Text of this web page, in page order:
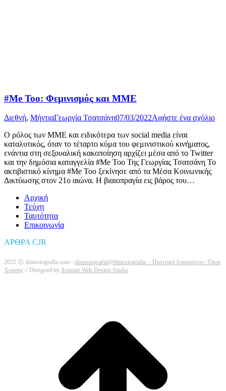
#Me Too: Φεμινισμός και ΜΜΕ
Διεθνή, ΜήντιαΓεωργία Τσατσάνη07/03/2022Αφήστε ένα σχόλιο
Ο ρόλος των ΜΜΕ και ειδικότερα των social media είναι
καταλυτικός, όταν το τέταρτο κύμα του φεμινιστικού κινήματος,
ενάντια στη σεξουαλική κακοποίηση αρχίζει μέσα από το Twitter
και την δημόσια καταγγελία #Me Too Της Γεωργίας Τσατσάνη Το
ακτιβιστικό κίνημα #Me Too ξεκίνησε από τα Μέσα Κοινωνικής
Δικτύωσης στον 21ο αιώνα. Η βιαιοπραγία εις βάρος του…
Αρχική
Τεύχη
Ταυτότητα
Επικοινωνία
ΑΡΘΡΑ CJR
2022 Ⓒ dimosiografia.com - dimosiografia@dimosiografia. - Πολιτική Απορρήτου / Όροι
Χρήσης // Designed byAnimart Web Design Studio